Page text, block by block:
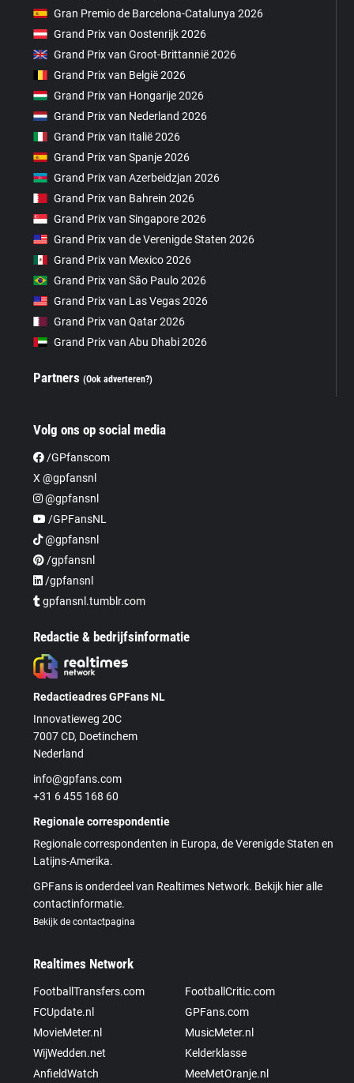
Gran Premio de Barcelona-Catalunya 2026
Grand Prix van Oostenrijk 2026
Grand Prix van Groot-Brittannië 2026
Grand Prix van België 2026
Grand Prix van Hongarije 2026
Grand Prix van Nederland 2026
Grand Prix van Italië 2026
Grand Prix van Spanje 2026
Grand Prix van Azerbeidzjan 2026
Grand Prix van Bahrein 2026
Grand Prix van Singapore 2026
Grand Prix van de Verenigde Staten 2026
Grand Prix van Mexico 2026
Grand Prix van São Paulo 2026
Grand Prix van Las Vegas 2026
Grand Prix van Qatar 2026
Grand Prix van Abu Dhabi 2026
Partners(Ook adverteren?)
Volg ons op social media
/GPfanscom
X @gpfansnl
@gpfansnl
/GPFansNL
@gpfansnl
/gpfansnl
/gpfansnl
gpfansnl.tumblr.com
Redactie & bedrijfsinformatie
Redactieadres GPFans NL
Innovatieweg 20C
7007 CD, Doetinchem
Nederland
info@gpfans.com
+31 6 455 168 60
Regionale correspondentie
Regionale correspondenten in Europa, de Verenigde Staten en
Latijns-Amerika.
GPFans is onderdeel van Realtimes Network. Bekijk hier alle
contactinformatie.
Bekijk de contactpagina
Realtimes Network
FootballTransfers.com
FootballCritic.com
FCUpdate.nl
GPFans.com
MovieMeter.nl
MusicMeter.nl
WijWedden.net
Kelderklasse
AnfieldWatch
MeeMetOranje.nl